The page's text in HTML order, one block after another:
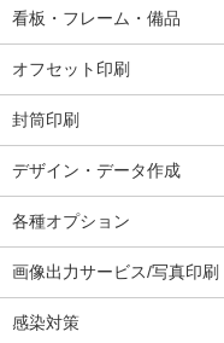
看板・フレーム・備品
オフセット印刷
封筒印刷
デザイン・データ作成
各種オプション
画像出力サービス/写真印刷
感染対策